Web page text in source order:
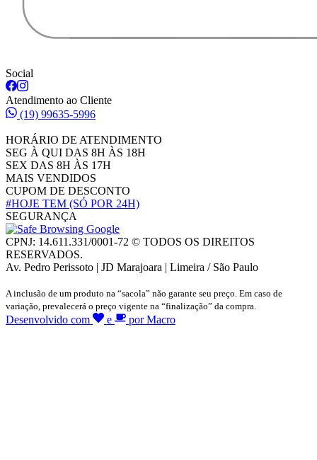
Social
Atendimento ao Cliente
(19) 99635-5996
HORÁRIO DE ATENDIMENTO
SEG À QUI DAS 8H ÀS 18H
SEX DAS 8H ÀS 17H
MAIS VENDIDOS
CUPOM DE DESCONTO
#HOJE TEM (SÓ POR 24H)
SEGURANÇA
CPNJ: 14.611.331/0001-72 © TODOS OS DIREITOS
RESERVADOS.
Av. Pedro Perissoto | JD Marajoara | Limeira / São Paulo
A inclusão de um produto na “sacola” não garante seu preço. Em caso de
variação, prevalecerá o preço vigente na “finalização” da compra.
Desenvolvido com e por Macro